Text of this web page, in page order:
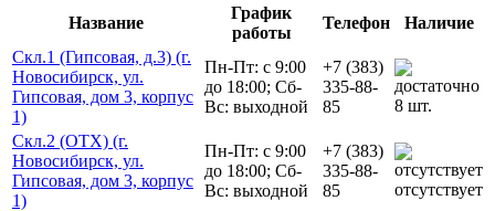
Название
График
работы
Телефон
Наличие
Скл.1 (Гипсовая, д.3) (г.
Новосибирск, ул.
Гипсовая, дом 3, корпус
1)
Пн-Пт: с 9:00
до 18:00; Сб-
Вс: выходной
+7 (383)
335-88-
85
8 шт.
Скл.2 (ОТХ) (г.
Новосибирск, ул.
Гипсовая, дом 3, корпус
1)
Пн-Пт: с 9:00
до 18:00; Сб-
Вс: выходной
+7 (383)
335-88-
85
отсутствует